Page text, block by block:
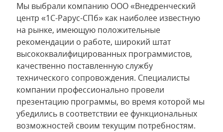
Мы выбрали компанию ООО «Внедренческий
центр «1С-Рарус-СПб» как наиболее известную
на рынке, имеющую положительные
рекомендации о работе, широкий штат
высококвалифицированных программистов,
качественно поставленную службу
технического сопровождения. Специалисты
компании профессионально провели
презентацию программы, во время которой мы
убедились в соответствии ее функциональных
возможностей своим текущим потребностям.